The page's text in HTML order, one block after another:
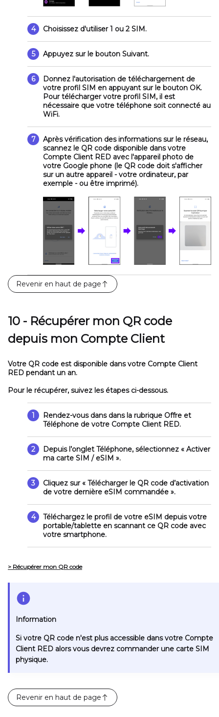
4 Choisissez d'utiliser 1 ou 2 SIM.
5 Appuyez sur le bouton Suivant.
6
Donnez l'autorisation de téléchargement de
votre profil SIM en appuyant sur le bouton OK.
Pour télécharger votre profil SIM, il est
nécessaire que votre téléphone soit connecté au
WiFi.
7
Après vérification des informations sur le réseau,
scannez le QR code disponible dans votre
Compte Client RED avec l'appareil photo de
votre Google phone (le QR code doit s'afficher
sur un autre appareil - votre ordinateur, par
exemple - ou être imprimé).
Revenir en haut de page
10 - Récupérer mon QR code
depuis mon Compte Client
Votre QR code est disponible dans votre Compte Client
RED pendant un an.
Pour le récupérer, suivez les étapes ci-dessous.
1 Rendez-vous dans dans la rubrique Offre et
Téléphone de votre Compte Client RED.
2 Depuis l’onglet Téléphone, sélectionnez « Activer
ma carte SIM / eSIM ».
3 Cliquez sur« Télécharger le QR code d’activation
de votre dernière eSIM commandée ».
4
Téléchargez le profil de votre eSIM depuis votre
portable/tablette en scannant ce QR code avec
votre smartphone.
> Récupérer mon QR code
Information
Si votre QR code n'est plus accessible dans votre Compte
Client RED alors vous devrez commander une carte SIM
physique.
Revenir en haut de page